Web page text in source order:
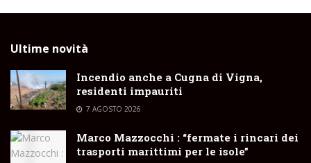
Ultime novità
Incendio anche a Cugna di Vigna,
residenti impauriti
7 AGOSTO 2026
Marco Mazzocchi : “fermate i rincari dei
trasporti marittimi per le isole”